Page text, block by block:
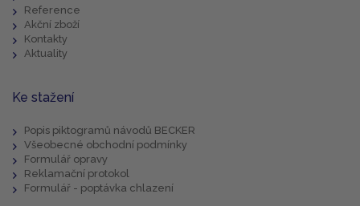
Reference
Akční zboží
Kontakty
Aktuality
Ke stažení
Popis piktogramů návodů BECKER
Všeobecné obchodní podmínky
Formulář opravy
Reklamační protokol
Formulář - poptávka chlazení